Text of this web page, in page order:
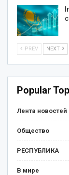
PREV NEXT
Popular
Лента новостей
Общество
РЕСПУБЛИКА
В мире